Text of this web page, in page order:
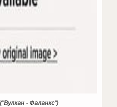
- Фаланкс")